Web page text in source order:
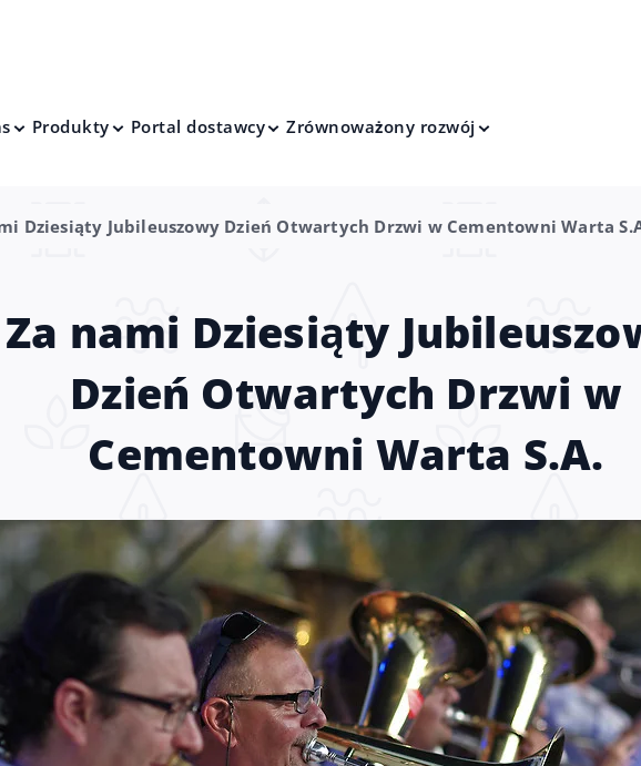
Produkty Portal dostawcy Zrównoważony rozwój
Dziesiąty Jubileuszowy Dzień Otwartych Drzwi w Cementowni Warta
Za nami Dziesiąty
Dzień Otwartych Drzwi w
Cementowni Warta S.A.